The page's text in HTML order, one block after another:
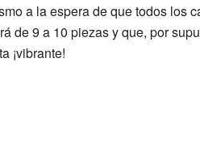
a la espera de que todos los
de 9 a 10 piezas y que, por
¡vibrante!